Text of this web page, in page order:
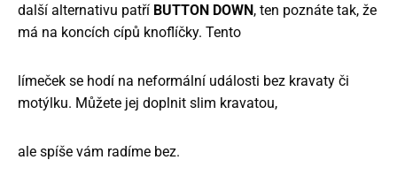
další alternativu patří BUTTON DOWN, ten poznáte tak, že
má na koncích cípů knoflíčky. Tento
límeček se hodí na neformální události bez kravaty či
motýlku. Můžete jej doplnit slim kravatou,
ale spíše vám radíme bez.